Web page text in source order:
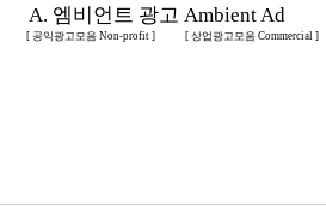
A. 엠비언트 광고 Ambient Ad
[ 공익광고모음 Non-profit ] [ 상업광고모음 Commercial ]